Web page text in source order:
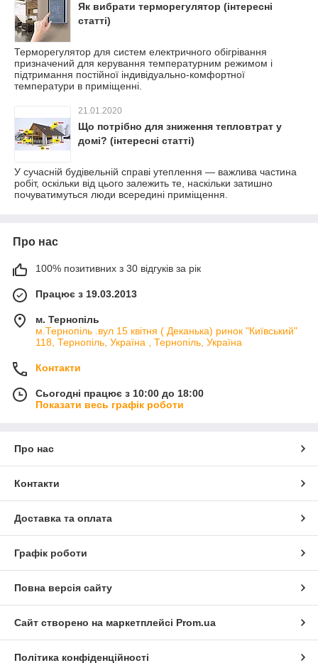
Як вибрати терморегулятор (інтересні
статті)
Терморегулятор для систем електричного обігрівання
призначений для керування температурним режимом і
підтримання постійної індивідуально-комфортної
температури в приміщенні.
21.01.2020
Що потрібно для зниження тепловтрат у
домі? (інтересні статті)
У сучасній будівельній справі утеплення — важлива частина
робіт, оскільки від цього залежить те, наскільки затишно
почуватимуться люди всередині приміщення.
Про нас
100% позитивних з 30 відгуків за рік
Працює з 19.03.2013
м. Тернопіль
м.Тернопіль .вул 15 квітня ( Деканька) ринок "Київський"
118, Тернопіль, Україна , Тернопіль, Україна
Контакти
Сьогодні працює з 10:00 до 18:00
Показати весь графік роботи
Про нас
Контакти
Доставка та оплата
Графік роботи
Повна версія сайту
Сайт створено на маркетплейсі Prom.ua
Політика конфіденційності